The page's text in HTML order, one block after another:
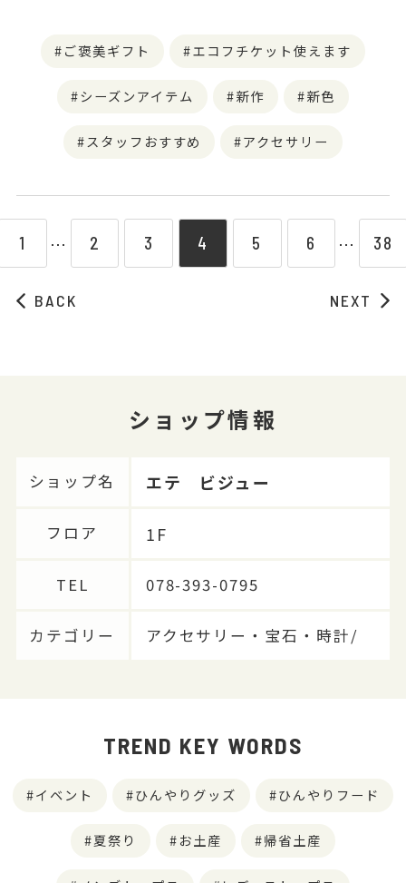
ご褒美ギフト エコフチケット使えます
シーズンアイテム 新作 新色
スタッフおすすめ アクセサリー
BACK
1 ⋯ 2 3 4 5 6 ⋯ 38
NEXT
ショップ情報
ショップ名 エテ ビジュー
フロア 1F
TEL 078-393-0795
カテゴリー アクセサリー・宝石・時計/
TREND KEY WORDS
イベント ひんやりグッズ ひんやりフード
夏祭り お土産 帰省土産